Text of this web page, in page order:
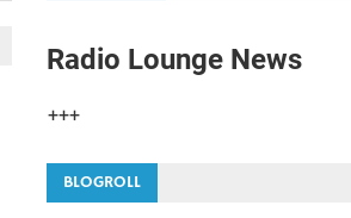
Radio Lounge News
BLOGROLL